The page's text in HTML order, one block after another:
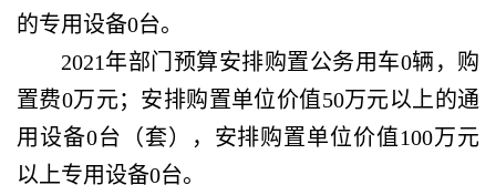
的专用设备0台。
2021年部门预算安排购置公务用车0辆，购
置费0万元；安排购置单位价值50万元以上的通
用设备0台（套），安排购置单位价值100万元
以上专用设备0台。